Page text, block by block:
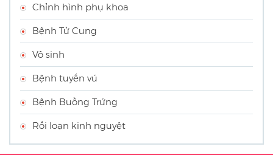
Chỉnh hình phụ khoa
Bệnh Tử Cung
Vô sinh
Bệnh tuyến vú
Bệnh Buồng Trứng
Rối loạn kinh nguyệt